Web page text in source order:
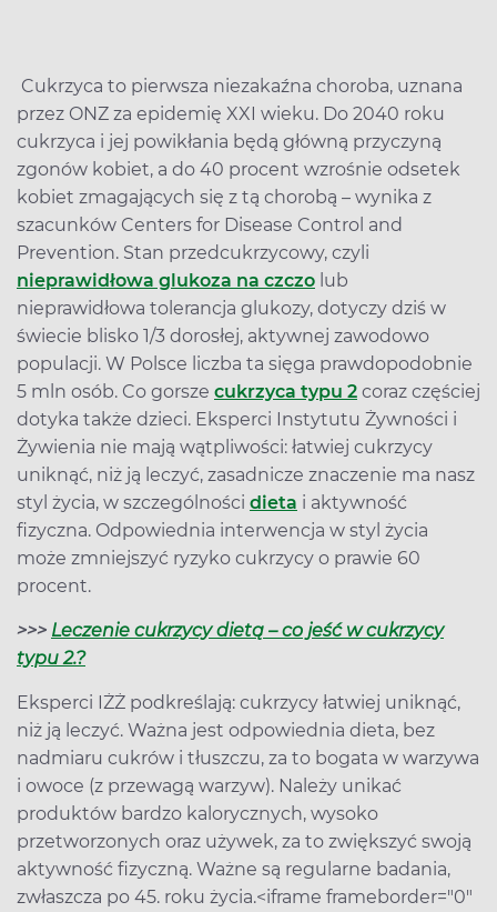
Cukrzyca to pierwsza niezakaźna choroba, uznana
przez ONZ za epidemię XXI wieku. Do 2040 roku
cukrzyca i jej powikłania będą główną przyczyną
zgonów kobiet, a do 40 procent wzrośnie odsetek
kobiet zmagających się z tą chorobą – wynika z
szacunków Centers for Disease Control and
Prevention. Stan przedcukrzycowy, czyli
nieprawidłowa glukoza na czczo lub
nieprawidłowa tolerancja glukozy, dotyczy dziś w
świecie blisko 1/3 dorosłej, aktywnej zawodowo
populacji. W Polsce liczba ta sięga prawdopodobnie
5 mln osób. Co gorsze cukrzyca typu 2 coraz częściej
dotyka także dzieci. Eksperci Instytutu Żywności i
Żywienia nie mają wątpliwości: łatwiej cukrzycy
uniknąć, niż ją leczyć, zasadnicze znaczenie ma nasz
styl życia, w szczególności dieta i aktywność
fizyczna. Odpowiednia interwencja w styl życia
może zmniejszyć ryzyko cukrzycy o prawie 60
procent.
>>> Leczenie cukrzycy dietą – co jeść w cukrzycy
typu 2.?
Eksperci IŻŻ podkreślają: cukrzycy łatwiej uniknąć,
niż ją leczyć. Ważna jest odpowiednia dieta, bez
nadmiaru cukrów i tłuszczu, za to bogata w warzywa
i owoce (z przewagą warzyw). Należy unikać
produktów bardzo kalorycznych, wysoko
przetworzonych oraz używek, za to zwiększyć swoją
aktywność fizyczną. Ważne są regularne badania,
zwłaszcza po 45. roku życia.<iframe frameborder="0"